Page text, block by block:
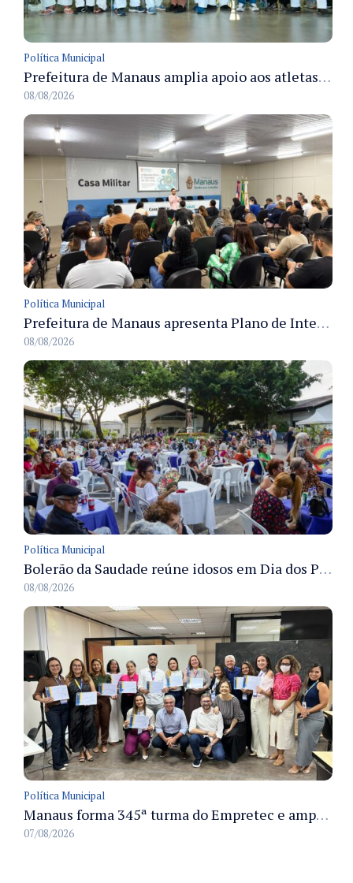
Política Municipal
Prefeitura de Manaus amplia apoio aos atletas de 100 para 150 beneficiados a partir do próximo ano
08/08/2026
Política Municipal
Prefeitura de Manaus apresenta Plano de Integridade da CGM e qualifica servidores para governança e conformidade no biênio 2027-2028
08/08/2026
Política Municipal
Bolerão da Saudade reúne idosos em Dia dos Pais promovido pela Fundação Dr. Thomas em Manaus
08/08/2026
Política Municipal
Manaus forma 345ª turma do Empretec e amplia qualificação de empreendedores na cidade
07/08/2026